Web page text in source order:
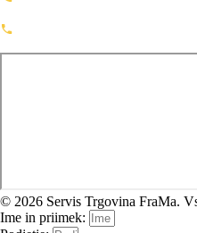
© 2026 Servis Trgovina FraMa.
Ime in priimek: